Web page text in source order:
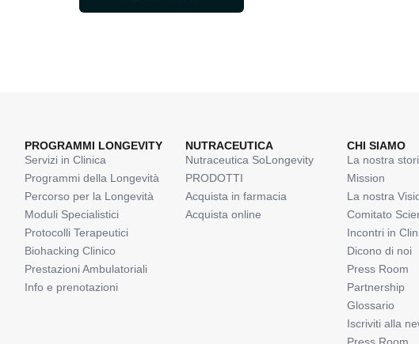
PROGRAMMI LONGEVITY
Servizi in Clinica
Programmi della Longevità
Percorso per la Longevità
Moduli Specialistici
Protocolli Terapeutici
Biohacking Clinico
Prestazioni Ambulatoriali
Info e prenotazioni
NUTRACEUTICA
Nutraceutica SoLongevity
PRODOTTI
Acquista in farmacia
Acquista online
CHI SIAMO
La nostra
Mission
La nostra
Comitato
Incontri in
Dicono di noi
Press Room
Partnership
Glossario
Iscriviti alla